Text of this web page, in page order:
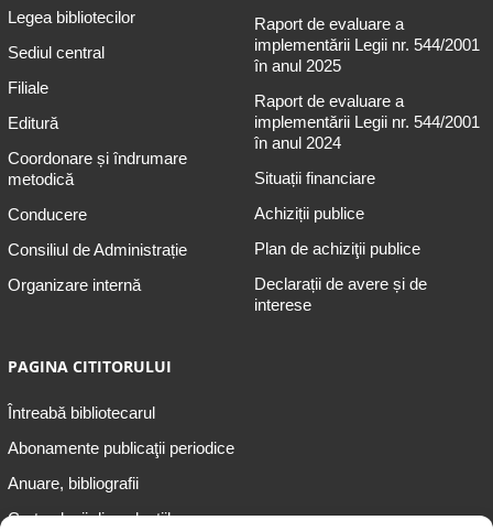
Legea bibliotecilor
Sediul central
Filiale
Editură
Coordonare și îndrumare
metodică
Conducere
Consiliul de Administrație
Organizare internă
Raport de evaluare a
implementării Legii nr. 544/2001
în anul 2025
Raport de evaluare a
implementării Legii nr. 544/2001
în anul 2024
Situații financiare
Achiziții publice
Plan de achiziţii publice
Declarații de avere și de
interese
PAGINA CITITORULUI
Întreabă bibliotecarul
Abonamente publicaţii periodice
Anuare, bibliografii
Cartea lunii din colecțiile